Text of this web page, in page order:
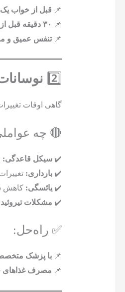
📌 قبل از خواب یک
📌
۳۰ دقیقه قبل از خواب موبایل و لپ‌تاپ را خاموش کنید.
📌تنفس عمیق و
2️⃣
گاهی اوقات
🔴 چه
✔️ سیکل قاعدگی:
✔️ بارداری:
✔️ یائسگی: کاهش
✔️ مشکلات
✅ راه‌حل:
📌 با پزشک
📌 مصرف غذاهای